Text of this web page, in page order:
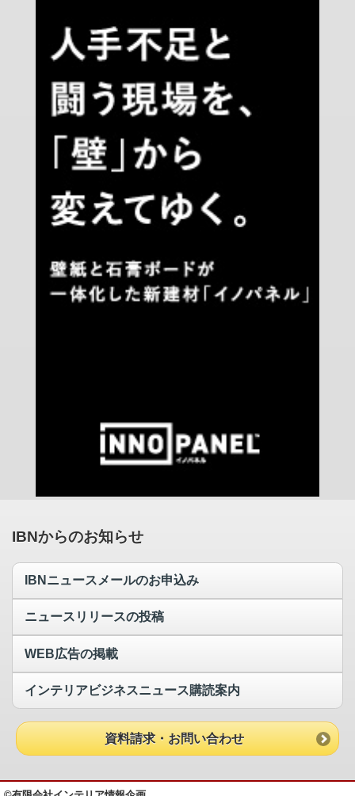
IBNからのお知らせ
IBNニュースメールのお申込み
ニュースリリースの投稿
WEB広告の掲載
インテリアビジネスニュース購読案内
資料請求・お問い合わせ